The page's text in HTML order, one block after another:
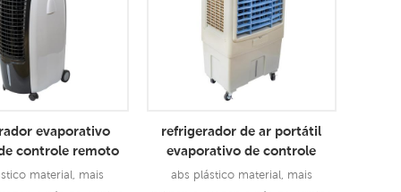
evaporativo
controle remoto
do escritório
material, mais
refrigerador de ar portátil
evaporativo de controle
remoto doméstico 5500m3h
abs plástico material, mais